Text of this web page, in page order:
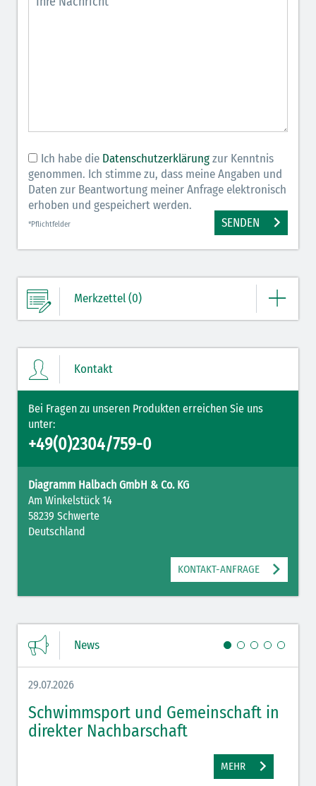
Ich habe die Datenschutzerklärungzur Kenntnis
genommen. Ich stimme zu, dass meine Angaben und
Daten zur Beantwortung meiner Anfrage elektronisch
erhoben und gespeichert werden.
*Pflichtfelder SENDEN
Merkzettel (0)
ZUM MERKZETTEL
Kontakt
Bei Fragen zu unseren Produkten erreichen Sie uns
unter:
+49(0)2304/759-0
Diagramm Halbach GmbH & Co. KG
Am Winkelstück 14
58239 Schwerte
Deutschland
KONTAKT-ANFRAGE
News
29.07.2026
Schwimmsport und Gemeinschaft in
direkter Nachbarschaft
MEHR